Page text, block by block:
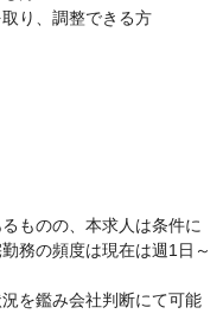
り、調整できる方
ものの、本求人は条件に
務の頻度は現在は週1日～
を鑑み会社判断にて可能